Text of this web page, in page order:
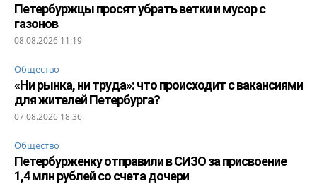
Петербуржцы просят убрать ветки и мусор с
газонов
08.08.2026 11:19
Общество
«Ни рынка, ни труда»: что происходит с вакансиями
для жителей Петербурга?
07.08.2026 18:36
Общество
Петербурженку отправили в СИЗО за присвоение
1,4 млн рублей со счета дочери